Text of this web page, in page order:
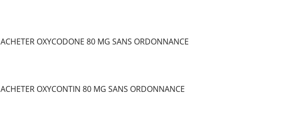
ACHETER OXYCODONE 80 MG SANS ORDONNANCE
ACHETER OXYCONTIN 80 MG SANS ORDONNANCE